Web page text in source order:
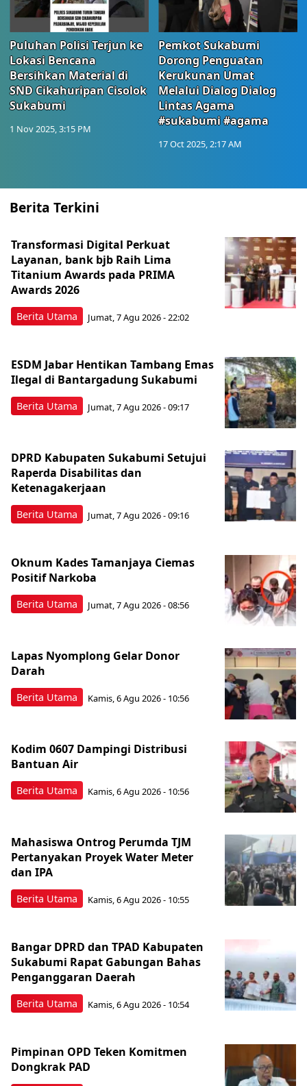
Puluhan Polisi Terjun ke
Lokasi Bencana
Bersihkan Material di
SND Cikahuripan Cisolok
Sukabumi
1 Nov 2025, 3:15 PM
Pemkot Sukabumi
Dorong Penguatan
Kerukunan Umat
Melalui Dialog Dialog
Lintas Agama
#sukabumi #agama
17 Oct 2025, 2:17 AM
Berita Terkini
Berita Utama
Transformasi Digital Perkuat
Layanan, bank bjb Raih Lima
Titanium Awards pada PRIMA
Awards 2026
Jumat, 7 Agu 2026 - 22:02
Berita Utama
ESDM Jabar Hentikan Tambang Emas
Ilegal di Bantargadung Sukabumi
Jumat, 7 Agu 2026 - 09:17
Berita Utama
DPRD Kabupaten Sukabumi Setujui
Raperda Disabilitas dan
Ketenagakerjaan
Jumat, 7 Agu 2026 - 09:16
Berita Utama
Oknum Kades Tamanjaya Ciemas
Positif Narkoba
Jumat, 7 Agu 2026 - 08:56
Berita Utama
Lapas Nyomplong Gelar Donor
Darah
Kamis, 6 Agu 2026 - 10:56
Berita Utama
Kodim 0607 Dampingi Distribusi
Bantuan Air
Kamis, 6 Agu 2026 - 10:56
Berita Utama
Mahasiswa Ontrog Perumda TJM
Pertanyakan Proyek Water Meter
dan IPA
Kamis, 6 Agu 2026 - 10:55
Berita Utama
Bangar DPRD dan TPAD Kabupaten
Sukabumi Rapat Gabungan Bahas
Penganggaran Daerah
Kamis, 6 Agu 2026 - 10:54
Pimpinan OPD Teken Komitmen
Dongkrak PAD